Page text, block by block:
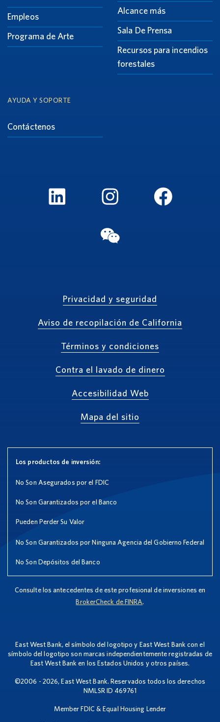
Empleos
Programa de Arte
Alcance más
Sala De Prensa
Recursos para incendios
forestales
AYUDA Y SOPORTE
Contáctenos
Privacidad y seguridad
Aviso de recopilación de California
Términos y condiciones
Contra el lavado de dinero
Accesibilidad Web
Mapa del sitio
Los productos de inversión:
No Son Asegurados por el FDIC
No Son Garantizados por el Banco
Pueden Perder Su Valor
No Son Garantizados por Ninguna Agencia del Gobierno Federal
No Son Depósitos del Banco
Consulte los antecedentes de este profesional de inversiones en
BrokerCheck de FINRA.
East West Bank, el símbolo del logotipo y East West Bank con el
símbolo del logotipo son marcas independientemente registradas de
East West Bank en los Estados Unidos y otros países.
©2006 - 2026, East West Bank. Reservados todos los derechos
NMLSR ID 469761
Member FDIC & Equal Housing Lender